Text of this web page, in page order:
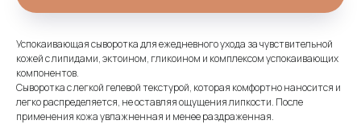
Успокаивающая сыворотка для ежедневного ухода за чувствительной
кожей с липидами, эктоином, гликоином и комплексом успокаивающих
компонентов.
Сыворотка с легкой гелевой текстурой, которая комфортно наносится и
легко распределяется, не оставляя ощущения липкости. После
применения кожа увлажненная и менее раздраженная.